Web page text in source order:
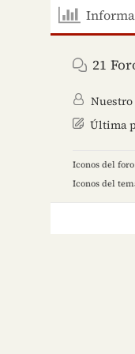
21
Última
Iconos del
Iconos del